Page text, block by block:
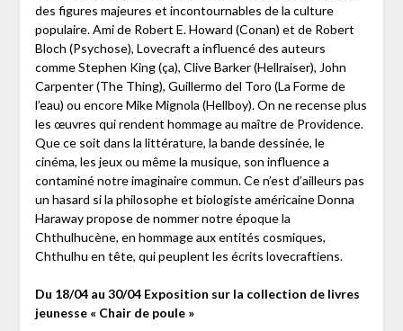
des figures majeures et incontournables de la culture
populaire. Ami de Robert E. Howard (Conan) et de Robert
Bloch (Psychose), Lovecraft a influencé des auteurs
comme Stephen King (ça), Clive Barker (Hellraiser), John
Carpenter (The Thing), Guillermo del Toro (La Forme de
l’eau) ou encore Mike Mignola (Hellboy). On ne recense plus
les œuvres qui rendent hommage au maître de Providence.
Que ce soit dans la littérature, la bande dessinée, le
cinéma, les jeux ou même la musique, son influence a
contaminé notre imaginaire commun. Ce n’est d’ailleurs pas
un hasard si la philosophe et biologiste américaine Donna
Haraway propose de nommer notre époque la
Chthulhucène, en hommage aux entités cosmiques,
Chthulhu en tête, qui peuplent les écrits lovecraftiens.
Du 18/04 au 30/04 Exposition sur la collection de livres
jeunesse « Chair de poule »